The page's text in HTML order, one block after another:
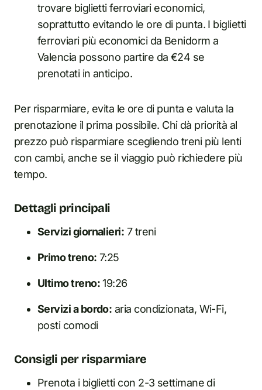
trovare biglietti ferroviari economici,
soprattutto evitando le ore di punta. I biglietti
ferroviari più economici da Benidorm a
Valencia possono partire da €24 se
prenotati in anticipo.
Per risparmiare, evita le ore di punta e valuta la
prenotazione il prima possibile. Chi dà priorità al
prezzo può risparmiare scegliendo treni più lenti
con cambi, anche se il viaggio può richiedere più
tempo.
Dettagli principali
Servizi giornalieri: 7 treni
Primo treno: 7:25
Ultimo treno:19:26
Servizi a bordo: aria condizionata, Wi-Fi,
posti comodi
Consigli per risparmiare
Prenota i biglietti con 2-3 settimane di